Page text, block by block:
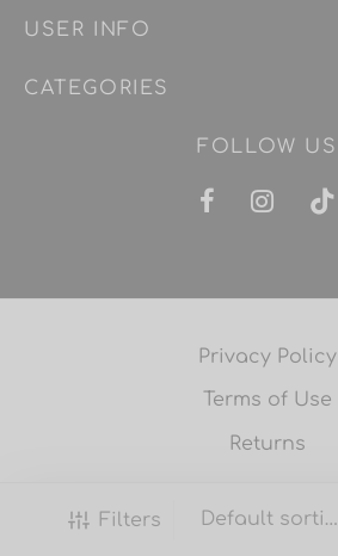
Filters
USER INFO
CATEGORIES
FOLLOW US
Privacy Policy
Terms of Use
Returns